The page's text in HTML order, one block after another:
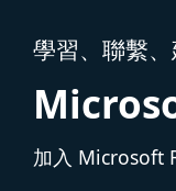
學習、聯繫
加入 Microsoft